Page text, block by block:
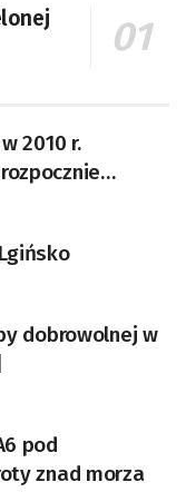
2010 r.
dobrowolnej w
pod
znad morza